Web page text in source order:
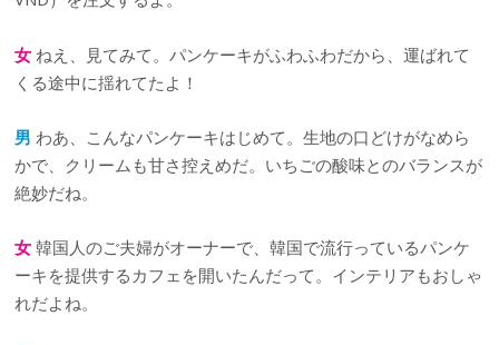
女 ねえ、見てみて。パンケーキがふわふわだから、運ばれて
くる途中に揺れてたよ！
男 わあ、こんなパンケーキはじめて。生地の口どけがなめら
かで、クリームも甘さ控えめだ。いちごの酸味とのバランスが
絶妙だね。
女 韓国人のご夫婦がオーナーで、韓国で流行っているパンケ
ーキを提供するカフェを開いたんだって。インテリアもおしゃ
れだよね。